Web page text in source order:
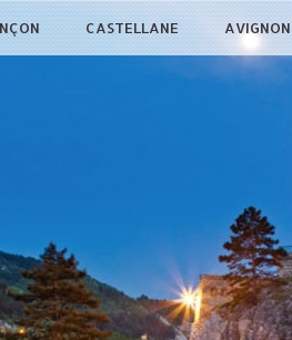
CASTELLANE AVIGNON